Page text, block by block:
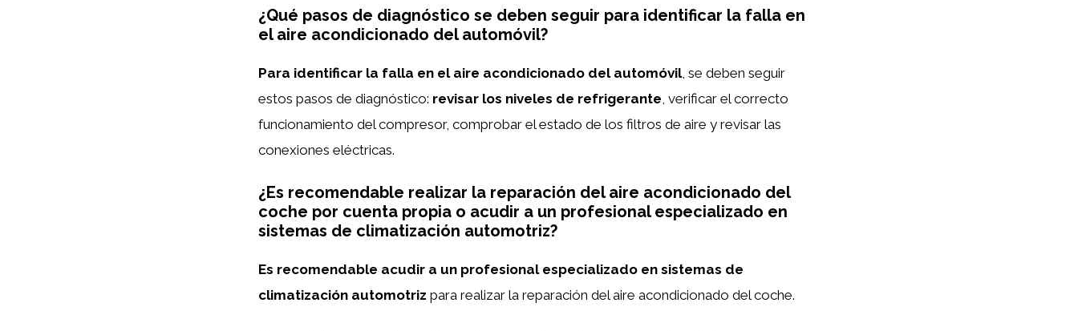
¿Qué pasos de diagnóstico se deben seguir para identificar la falla en
el aire acondicionado del automóvil?
Para identificar la falla en el aire acondicionado del automóvil, se deben seguir
estos pasos de diagnóstico: revisar los niveles de refrigerante , verificar el correcto
funcionamiento del compresor, comprobar el estado de los filtros de aire y revisar las
conexiones eléctricas.
¿Es recomendable realizar la reparación del aire acondicionado del
coche por cuenta propia o acudir a un profesional especializado en
sistemas de climatización automotriz?
Es recomendable acudir a un profesional especializado en sistemas de
climatización automotriz para realizar la reparación del aire acondicionado del coche.